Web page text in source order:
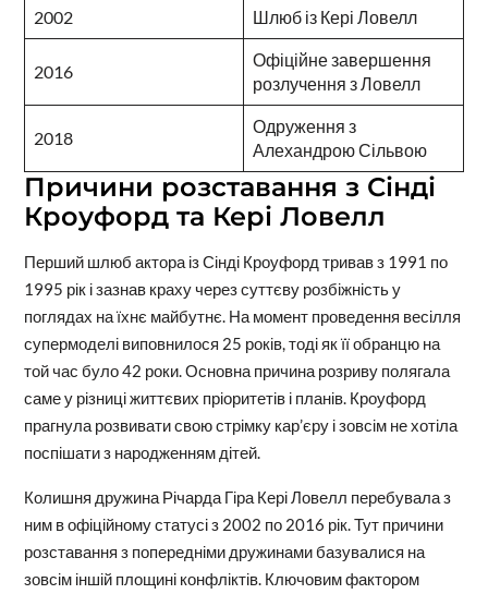
2002 Шлюб із Кері Ловелл
2016
Офіційне завершення
розлучення з Ловелл
2018
Одруження з
Алехандрою Сільвою
Причини розставання з Сінді
Кроуфорд та Кері Ловелл
Перший шлюб актора із Сінді Кроуфорд тривав з 1991 по
1995 рік і зазнав краху через суттєву розбіжність у
поглядах на їхнє майбутнє. На момент проведення весілля
супермоделі виповнилося 25 років, тоді як її обранцю на
той час було 42 роки. Основна причина розриву полягала
саме у різниці життєвих пріоритетів і планів. Кроуфорд
прагнула розвивати свою стрімку кар’єру і зовсім не хотіла
поспішати з народженням дітей.
Колишня дружина Річарда Гіра Кері Ловелл перебувала з
ним в офіційному статусі з 2002 по 2016 рік. Тут причини
розставання з попередніми дружинами базувалися на
зовсім іншій площині конфліктів. Ключовим фактором